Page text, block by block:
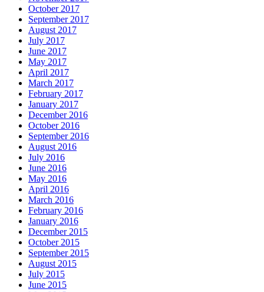
October 2017
September 2017
August 2017
July 2017
June 2017
May 2017
April 2017
March 2017
February 2017
January 2017
December 2016
October 2016
September 2016
August 2016
July 2016
June 2016
May 2016
April 2016
March 2016
February 2016
January 2016
December 2015
October 2015
September 2015
August 2015
July 2015
June 2015